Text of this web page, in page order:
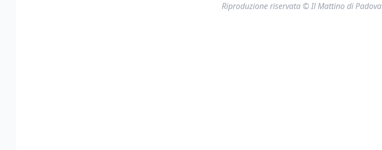
Riproduzione riservata © Il Mattino di Padova